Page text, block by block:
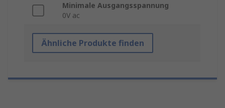
Minimale Ausgangsspannung
0V ac
Ähnliche Produkte finden